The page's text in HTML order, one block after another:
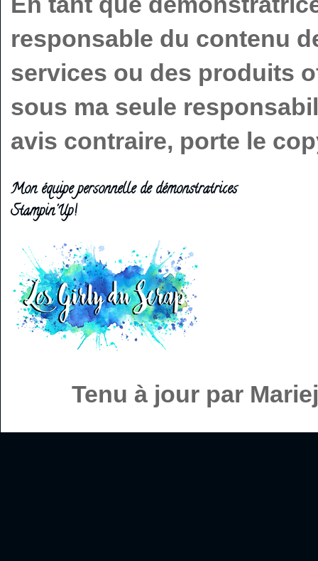
responsable du contenu
services ou des produits
sous ma seule
avis contraire, porte le
Mon équipe personnelle de démonstratrices
Stampin'Up!
Tenu à jour par